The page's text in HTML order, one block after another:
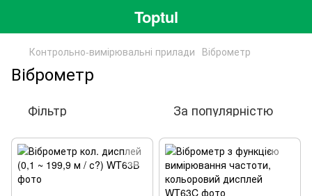
Toptul
Контрольно-вимірювальні прилади Віброметр
Віброметр
Фільтр За популярністю